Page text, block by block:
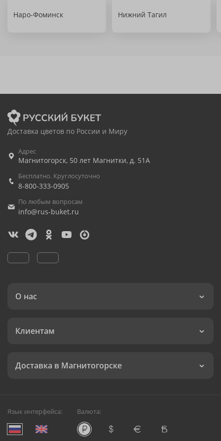
Наро-Фоминск Нижний Тагил
Доставка цветов по России и Миру
Адрес
Магнитогорск, 50 лет Магнитки, д. 51А
Бесплатно. Круглосуточно
8-800-333-0905
По любым вопросам
info@rus-buket.ru
О нас
Клиентам
Доставка в Магнитогорске
Язык интерфейса: Валюта: